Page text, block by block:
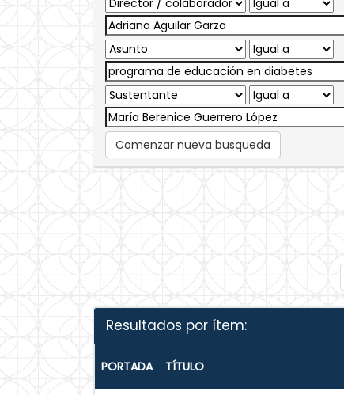
Comenzar nueva busqueda
Resultados por ítem:
PORTADA TÍTULO